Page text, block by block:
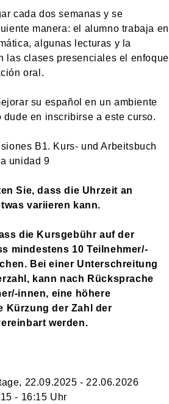
cada dos semanas y se
manera: el alumno trabaja en
algunas lecturas y la
las clases presenciales el enfoque
oral.
su español en un ambiente
en inscribirse a este curso.
B1. Kurs- und Arbeitsbuch
unidad 9
Sie, dass die Uhrzeit an
variieren kann.
die Kursgebühr auf der
mindestens 10 Teilnehmer/-
Bei einer Unterschreitung
kann nach Rücksprache
innen, eine höhere
Kürzung der Zahl der
werden.
22.09.2025 - 22.06.2026
- 16:15 Uhr